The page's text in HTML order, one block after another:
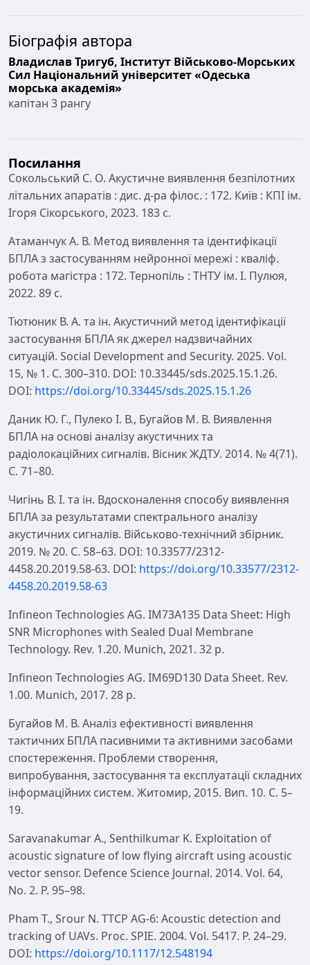
Біографія автора
Владислав Тригуб, Інститут Військово-Морських
Сил Національний університет «Одеська
морська академія»
капітан 3 рангу
Посилання
Сокольський С. О. Акустичне виявлення безпілотних
літальних апаратів : дис. д-ра філос. : 172. Київ : КПІ ім.
Ігоря Сікорського, 2023. 183 с.
Атаманчук А. В. Метод виявлення та ідентифікації
БПЛА з застосуванням нейронної мережі : кваліф.
робота магістра : 172. Тернопіль : ТНТУ ім. І. Пулюя,
2022. 89 с.
Тютюник В. А. та ін. Акустичний метод ідентифікації
застосування БПЛА як джерел надзвичайних
ситуацій. Social Development and Security. 2025. Vol.
15, № 1. С. 300–310. DOI: 10.33445/sds.2025.15.1.26.
DOI: https://doi.org/10.33445/sds.2025.15.1.26
Даник Ю. Г., Пулеко І. В., Бугайов М. В. Виявлення
БПЛА на основі аналізу акустичних та
радіолокаційних сигналів. Вісник ЖДТУ. 2014. № 4(71).
С. 71–80.
Чигінь В. І. та ін. Вдосконалення способу виявлення
БПЛА за результатами спектрального аналізу
акустичних сигналів. Військово-технічний збірник.
2019. № 20. С. 58–63. DOI: 10.33577/2312-
4458.20.2019.58-63. DOI: https://doi.org/10.33577/2312-
4458.20.2019.58-63
Infineon Technologies AG. IM73A135 Data Sheet: High
SNR Microphones with Sealed Dual Membrane
Technology. Rev. 1.20. Munich, 2021. 32 p.
Infineon Technologies AG. IM69D130 Data Sheet. Rev.
1.00. Munich, 2017. 28 p.
Бугайов М. В. Аналіз ефективності виявлення
тактичних БПЛА пасивними та активними засобами
спостереження. Проблеми створення,
випробування, застосування та експлуатації складних
інформаційних систем. Житомир, 2015. Вип. 10. С. 5–
19.
Saravanakumar A., Senthilkumar K. Exploitation of
acoustic signature of low flying aircraft using acoustic
vector sensor. Defence Science Journal. 2014. Vol. 64,
No. 2. P. 95–98.
Pham T., Srour N. TTCP AG-6: Acoustic detection and
tracking of UAVs. Proc. SPIE. 2004. Vol. 5417. P. 24–29.
DOI: https://doi.org/10.1117/12.548194